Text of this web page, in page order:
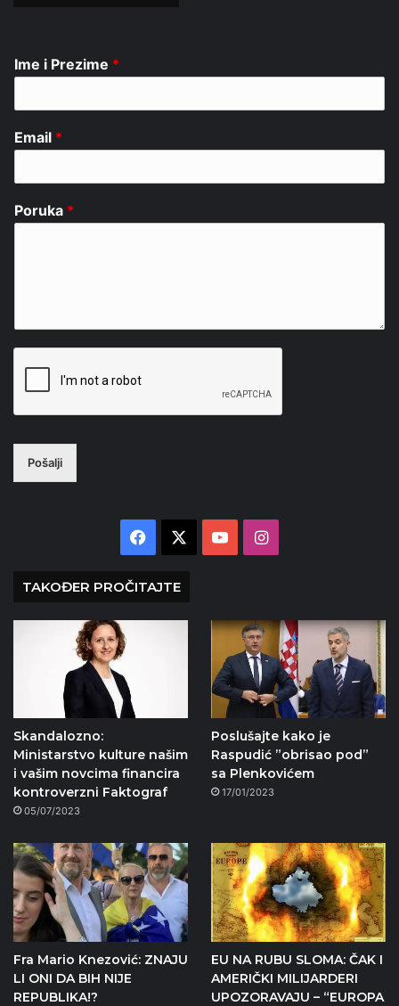
Ime i Prezime *
Email *
Poruka *
Pošalji
Facebook YouTubeInstagram
TAKOĐER PROČITAJTE
Skandalozno:
Ministarstvo kulture našim
i vašim novcima financira
kontroverzni Faktograf
05/07/2023
Poslušajte kako je
Raspudić ”obrisao pod”
sa Plenkovićem
17/01/2023
Fra Mario Knezović: ZNAJU
LI ONI DA BIH NIJE
REPUBLIKA!?
EU NA RUBU SLOMA: ČAK I
AMERIČKI MILIJARDERI
UPOZORAVAJU – “EUROPA